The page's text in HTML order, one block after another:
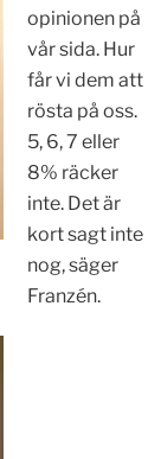
opinionen på
vår sida. Hur
får vi dem att
rösta på oss.
5, 6, 7 eller
8% räcker
inte. Det är
kort sagt inte
nog, säger
Franzén.